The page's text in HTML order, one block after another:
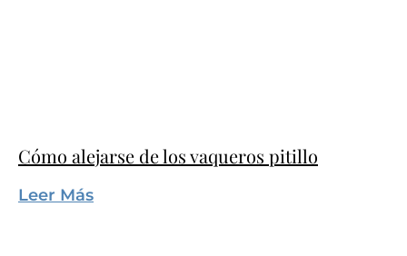
Cómo alejarse de los vaqueros pitillo
Leer Más